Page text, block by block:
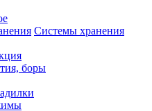
Системы хранения
боры